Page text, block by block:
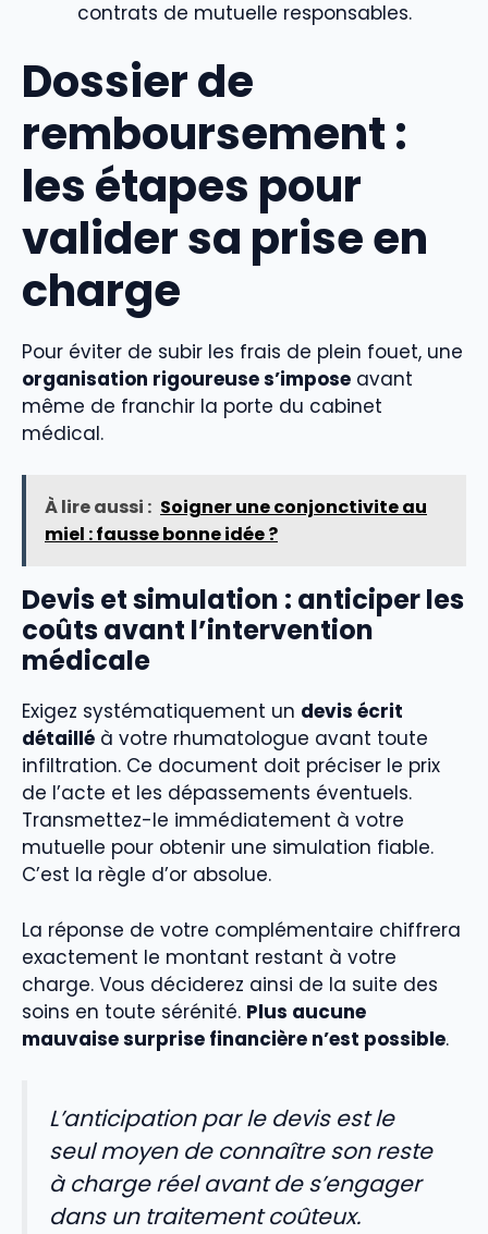
contrats de mutuelle responsables.
Dossier de
remboursement :
les étapes pour
valider sa prise en
charge
Pour éviter de subir les frais de plein fouet, une
organisation rigoureuse s’impose avant
même de franchir la porte du cabinet
médical.
À lire aussi : Soigner une conjonctivite au
miel : fausse bonne idée ?
Devis et simulation : anticiper les
coûts avant l’intervention
médicale
Exigez systématiquement un devis écrit
détaillé à votre rhumatologue avant toute
infiltration. Ce document doit préciser le prix
de l’acte et les dépassements éventuels.
Transmettez-le immédiatement à votre
mutuelle pour obtenir une simulation fiable.
C’est la règle d’or absolue.
La réponse de votre complémentaire chiffrera
exactement le montant restant à votre
charge. Vous déciderez ainsi de la suite des
soins en toute sérénité. Plus aucune
mauvaise surprise financière n’est possible.
L’anticipation par le devis est le
seul moyen de connaître son reste
à charge réel avant de s’engager
dans un traitement coûteux.